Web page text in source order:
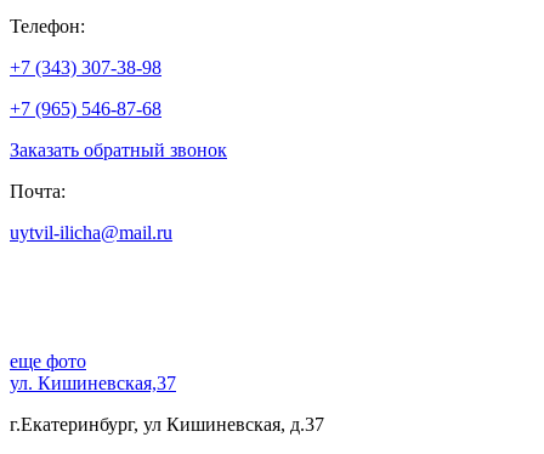
Телефон:
+7 (343) 307-38-98
+7 (965) 546-87-68
Заказать обратный звонок
Почта:
uytvil-ilicha@mail.ru
еще фото
ул. Кишиневская,37
г.Екатеринбург, ул Кишиневская, д.37